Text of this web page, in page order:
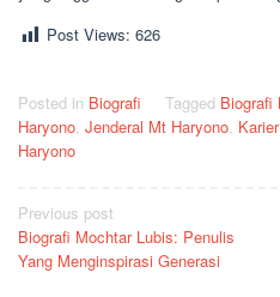
Post Views: 626
Posted in Biografi Tagged Biografi
Haryono, Jenderal Mt Haryono,
Haryono
Post
navigation
Previous post
Biografi Mochtar Lubis: Penulis
Yang Menginspirasi Generasi